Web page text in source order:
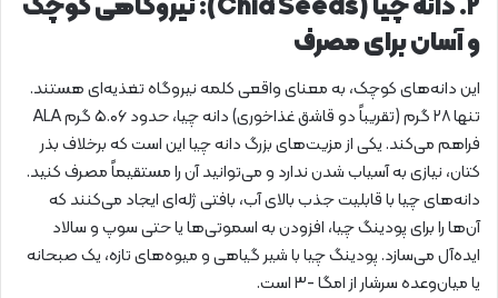
۲. دانه چیا (Chia Seeds): نیروگاهی کوچک
و آسان برای مصرف
این دانه‌های کوچک، به معنای واقعی کلمه نیروگاه تغذیه‌ای هستند.
تنها ۲۸ گرم (تقریباً دو قاشق غذاخوری) دانه چیا، حدود ۵.۰۶ گرم ALA
فراهم می‌کند. یکی از مزیت‌های بزرگ دانه چیا این است که برخلاف بذر
کتان، نیازی به آسیاب شدن ندارد و می‌توانید آن را مستقیماً مصرف کنید.
دانه‌های چیا با قابلیت جذب بالای آب، بافتی ژله‌ای ایجاد می‌کنند که
آن‌ها را برای پودینگ چیا، افزودن به اسموتی‌ها یا حتی سوپ و سالاد
ایده‌آل می‌سازد. پودینگ چیا با شیر گیاهی و میوه‌های تازه، یک صبحانه
یا میان‌وعده سرشار از امگا -۳ است.